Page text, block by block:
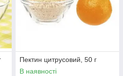
Пектин цитрусовий, 50 г
В наявності